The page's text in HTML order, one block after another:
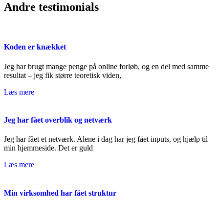
Andre testimonials
Koden er knækket
Jeg har brugt mange penge på online forløb, og en del med samme
resultat – jeg fik større teoretisk viden,
Læs mere
Jeg har fået overblik og netværk
Jeg har fået et netværk. Alene i dag har jeg fået inputs, og hjælp til
min hjemmeside. Det er guld
Læs mere
Min virksomhed har fået struktur